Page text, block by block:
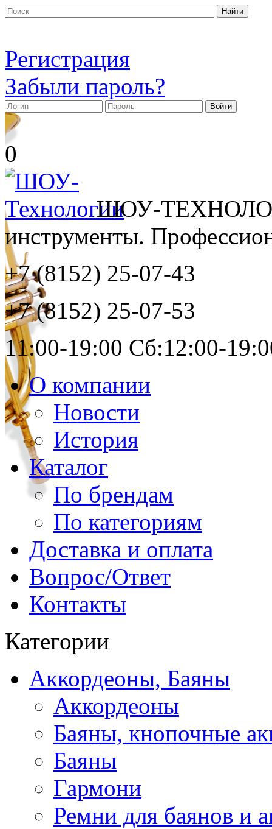
Регистрация
Забыли пароль?
0
ШОУ-
инструменты.
+7 (8152) 25-07-43
+7 (8152) 25-07-53
11:00-19:00 Сб:12:00-
О компании
Новости
История
Каталог
По брендам
По категориям
Доставка и оплата
Вопрос/Ответ
Контакты
Категории
Аккордеоны, Баяны
Аккордеоны
Баяны, кнопочные
Баяны
Гармони
Ремни для баянов и